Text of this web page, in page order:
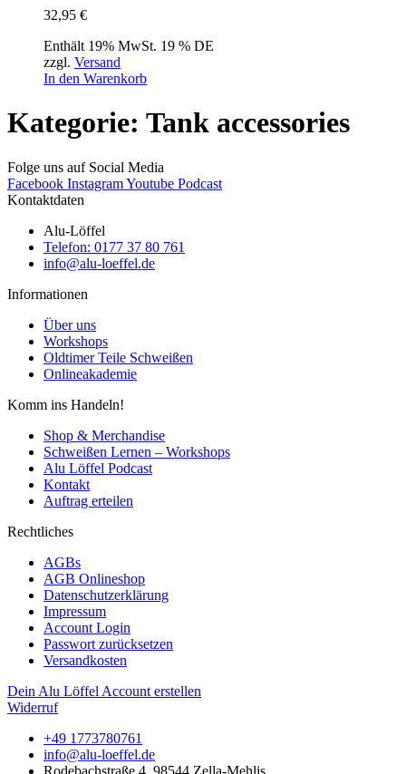
32,95 €
Enthält 19% MwSt. 19 % DE
zzgl. Versand
In den Warenkorb
Kategorie: Tank accessories
Folge uns auf Social Media
Facebook InstagramYoutube Podcast
Kontaktdaten
Alu-Löffel
Telefon: 0177 37 80 761
info@alu-loeffel.de
Informationen
Über uns
Workshops
Oldtimer Teile Schweißen
Onlineakademie
Komm ins Handeln!
Shop & Merchandise
Schweißen Lernen – Workshops
Alu Löffel Podcast
Kontakt
Auftrag erteilen
Rechtliches
AGBs
AGB Onlineshop
Datenschutzerklärung
Impressum
Account Login
Passwort zurücksetzen
Versandkosten
Dein Alu Löffel Account erstellen
Widerruf
+49 1773780761
info@alu-loeffel.de
Rodebachstraße 4, 98544 Zella-Mehlis